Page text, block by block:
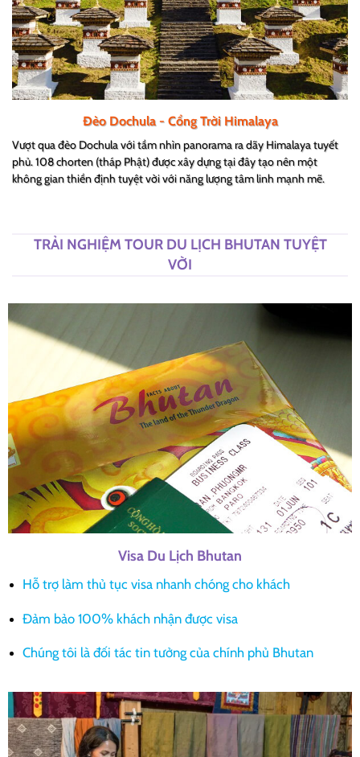
Đèo Dochula - Cổng Trời Himalaya
Vượt qua đèo Dochula với tầm nhìn panorama ra dãy Himalaya tuyết
phủ. 108 chorten (tháp Phật) được xây dựng tại đây tạo nên một
không gian thiền định tuyệt vời với năng lượng tâm linh mạnh mẽ.
TRẢI NGHIỆM TOUR DU LỊCH BHUTAN TUYỆT
VỜI
Visa Du Lịch Bhutan
Hỗ trợ làm thủ tục visa nhanh chóng cho khách
Đảm bảo 100% khách nhận được visa
Chúng tôi là đối tác tin tưởng của chính phủ Bhutan